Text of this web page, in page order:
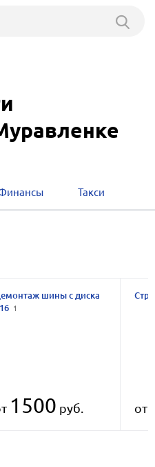
Такси
шины с диска
1
1500 руб. от